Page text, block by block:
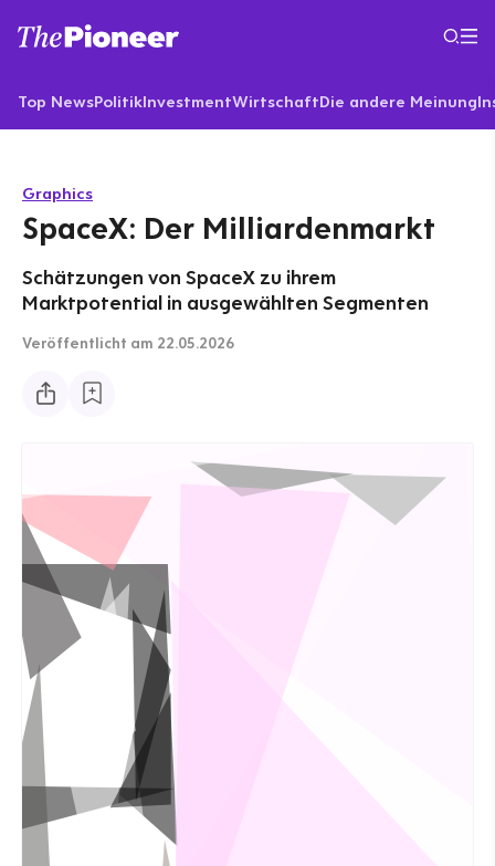
Top NewsPolitikInvestmentWirtschaftDie andere Meinung
Graphics
SpaceX: Der Milliardenmarkt
Schätzungen von SpaceX zu ihrem
Marktpotential in ausgewählten Segmenten
Veröffentlicht am 22.05.2026